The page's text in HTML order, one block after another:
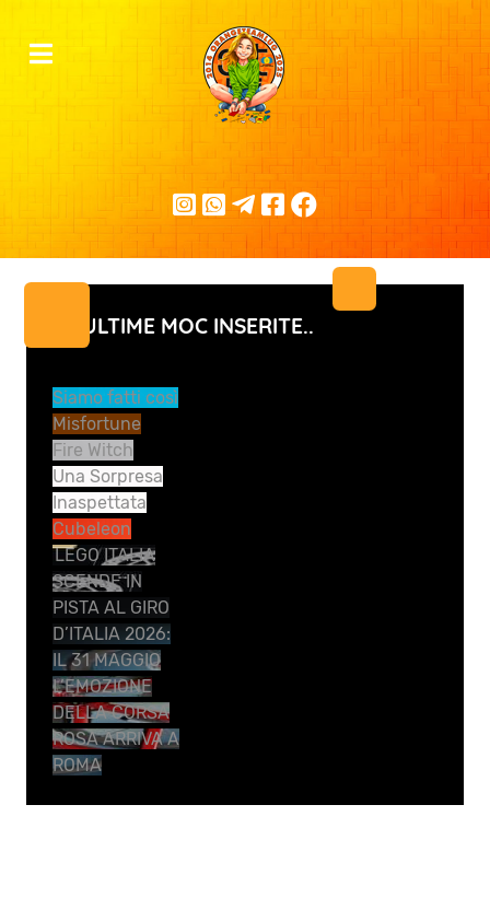
LE ULTIME MOC INSERITE..
Siamo fatti così
Misfortune
Fire Witch
Una Sorpresa
Inaspettata
Cubeleon
LEGO ITALIA
SCENDE IN
PISTA AL GIRO
D’ITALIA 2026:
IL 31 MAGGIO
L’EMOZIONE
DELLA CORSA
ROSA ARRIVA A
ROMA